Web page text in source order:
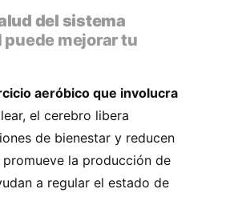
del sistema
mejorar tu
aeróbico que involucra
el cerebro libera
de bienestar y reducen
la producción de
a regular el estado de